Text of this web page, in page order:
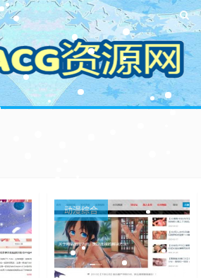
动漫综合